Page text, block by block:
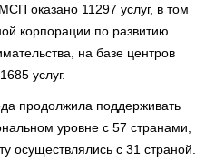
оказано 11297 услуг, в том
корпорации по развитию
на базе центров
услуг.
продолжила поддерживать
уровне с 57 странами,
осуществлялись с 31 страной.